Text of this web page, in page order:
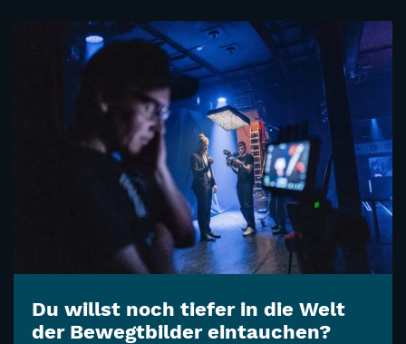
Du willst noch tiefer in die Welt
der Bewegtbilder eintauchen?